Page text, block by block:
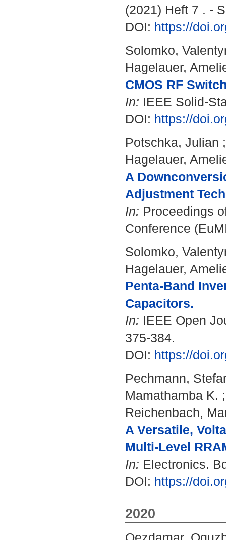
(2021) Heft 7 . -
DOI: https://
Solomko,
Hagelauer,
CMOS RF
In: IEEE Solid-
DOI: https://
Potschka, Julian
Hagelauer,
A
Adjustment
In: Proceedings
Conference
Solomko,
Hagelauer,
Penta-Band
Capacitors.
In: IEEE Open
375-384.
DOI: https://
Pechmann,
Mamathamba K.
Reichenbach,
A Versatile,
Multi-Level
In: Electronics.
DOI: https://
2020